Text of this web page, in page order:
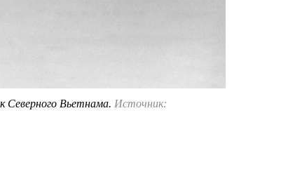
Северного Вьетнама. Источник: